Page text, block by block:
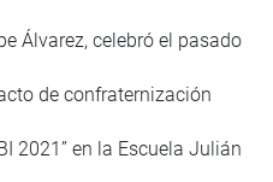
Álvarez, celebró el pasado
de confraternización
2021” en la Escuela Julián